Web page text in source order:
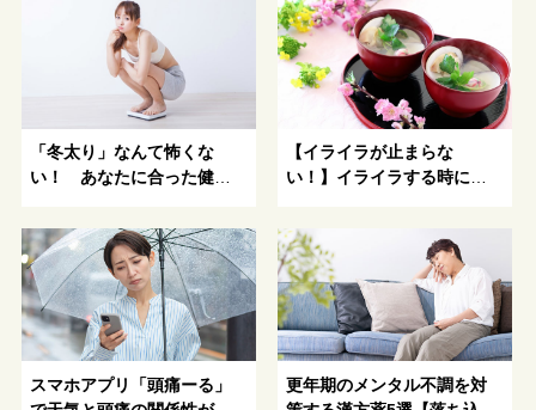
「冬太り」なんて怖くな
い！ あなたに合った健康
かる！
【イライラが止まらな
い！】イライラする時にお
ピ）と漢方薬をご紹介
スマホアプリ「頭痛ーる」
更年期のメンタル不調を対